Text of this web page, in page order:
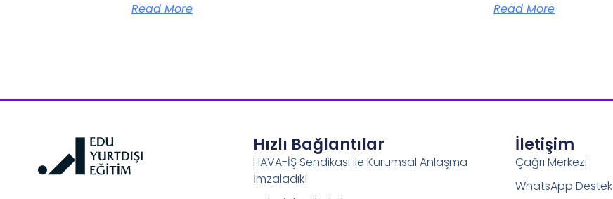
Read More Read More
Hızlı Bağlantılar
HAVA-İŞ Sendikası ile Kurumsal Anlaşma
İmzaladık!
İletişim
Çağrı Merkezi
WhatsApp Destek